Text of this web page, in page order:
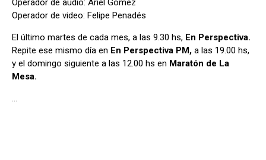
Operador de audio: Ariel Gómez
Operador de video: Felipe Penadés
El último martes de cada mes, a las 9.30 hs, En Perspectiva.
Repite ese mismo día en En Perspectiva PM, a las 19.00 hs,
y el domingo siguiente a las 12.00 hs en Maratón de La
Mesa.
…